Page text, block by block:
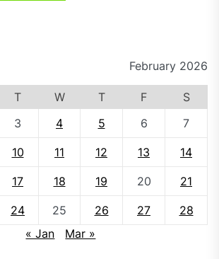
February 2026
T W T F
S
3 4 5 6 7
10 11 12 13 14
17 18 19 20 21
24 25 26 27
28
« Jan
Mar »